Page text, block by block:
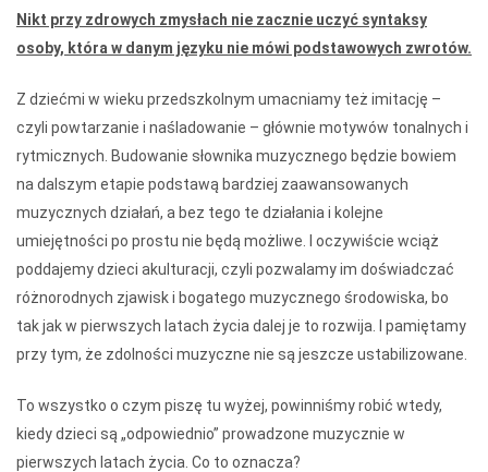
Nikt przy zdrowych zmysłach nie zacznie uczyć syntaksy
osoby, która w danym języku nie mówi podstawowych zwrotów.
Z dziećmi w wieku przedszkolnym umacniamy też imitację –
czyli powtarzanie i naśladowanie – głównie motywów tonalnych i
rytmicznych. Budowanie słownika muzycznego będzie bowiem
na dalszym etapie podstawą bardziej zaawansowanych
muzycznych działań, a bez tego te działania i kolejne
umiejętności po prostu nie będą możliwe. I oczywiście wciąż
poddajemy dzieci akulturacji, czyli pozwalamy im doświadczać
różnorodnych zjawisk i bogatego muzycznego środowiska, bo
tak jak w pierwszych latach życia dalej je to rozwija. I pamiętamy
przy tym, że zdolności muzyczne nie są jeszcze ustabilizowane.
To wszystko o czym piszę tu wyżej, powinniśmy robić wtedy,
kiedy dzieci są „odpowiednio” prowadzone muzycznie w
pierwszych latach życia. Co to oznacza?